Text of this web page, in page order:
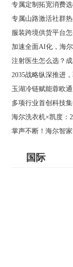
专属山路激活社群
加速全面AI化，海
2035战略纵深推进
玉湖冷链赋能蓉欧
海尔洗衣机×凯度：
掌声不断！海尔智
国际